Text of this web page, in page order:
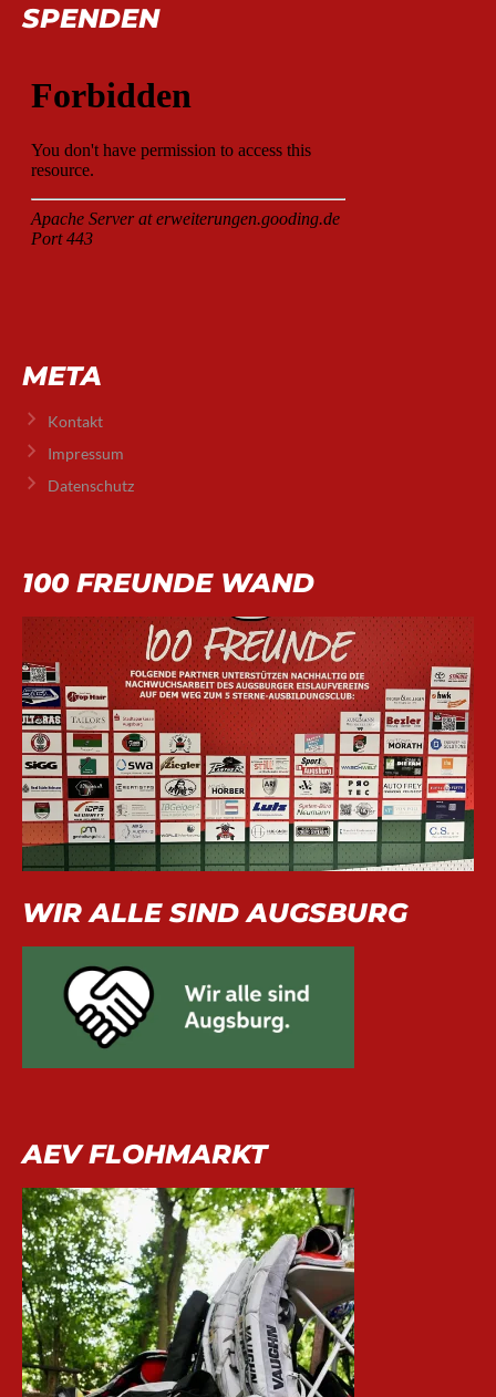
SPENDEN
META
Kontakt
Impressum
Datenschutz
100 FREUNDE WAND
WIR ALLE SIND AUGSBURG
AEV FLOHMARKT